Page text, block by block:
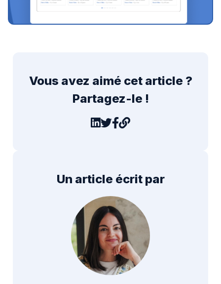
Vous avez aimé cet article ?
Partagez-le !
Un article écrit par